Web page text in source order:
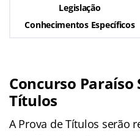
Legislação
Conhecimentos Específicos
Concurso Paraíso
Títulos
A Prova de Títulos serão